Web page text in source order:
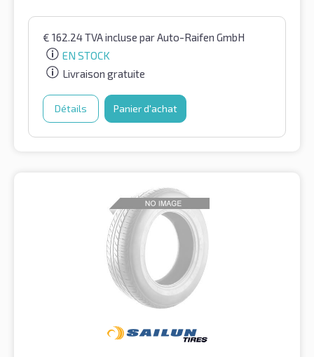
€ 162.24TVA incluse par Auto-Raifen GmbH
EN STOCK
Livraison gratuite
Détails Panier d'achat